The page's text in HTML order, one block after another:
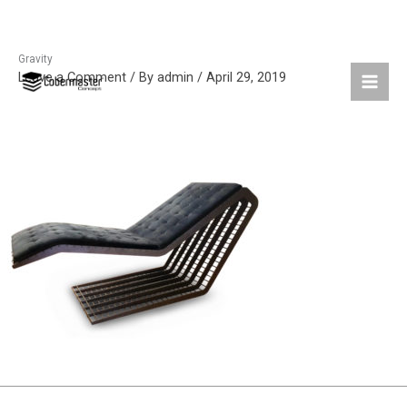
SkipGravity
Leave a Comment / By admin / April 29, 2019